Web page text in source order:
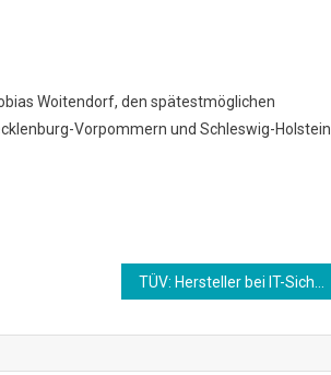
Woitendorf, den spätestmöglichen
Vorpommern und Schleswig-Holstein